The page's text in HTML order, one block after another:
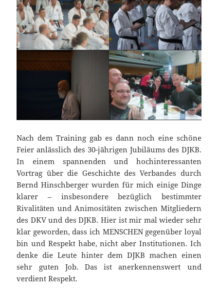
Nach dem Training gab es dann noch eine schöne
Feier anlässlich des 30-jährigen Jubiläums des DJKB.
In einem spannenden und hochinteressanten
Vortrag über die Geschichte des Verbandes durch
Bernd Hinschberger wurden für mich einige Dinge
klarer – insbesondere bezüglich bestimmter
Rivalitäten und Animositäten zwischen Mitgliedern
des DKV und des DJKB. Hier ist mir mal wieder sehr
klar geworden, dass ich MENSCHEN gegenüber loyal
bin und Respekt habe, nicht aber Institutionen. Ich
denke die Leute hinter dem DJKB machen einen
sehr guten Job. Das ist anerkennenswert und
verdient Respekt.